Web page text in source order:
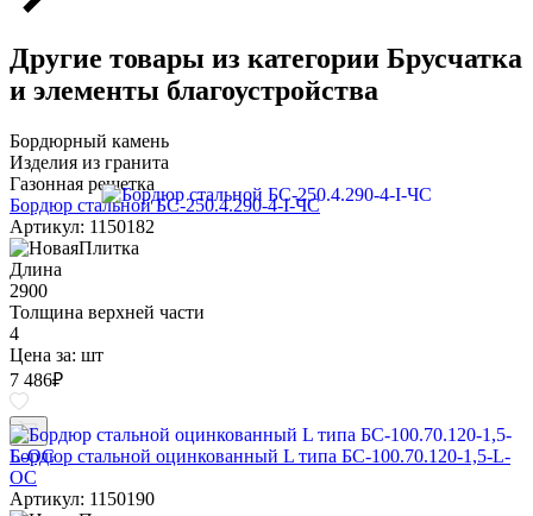
Другие товары из категории Брусчатка
и элементы благоустройства
Бордюрный камень
Изделия из гранита
Газонная решетка
Бордюр стальной БС-250.4.290-4-I-ЧС
Артикул: 1150182
Длина
2900
Толщина верхней части
4
Цена за: шт
7 486₽
Бордюр стальной оцинкованный L типа БС-100.70.120-1,5-L-
ОС
Артикул: 1150190